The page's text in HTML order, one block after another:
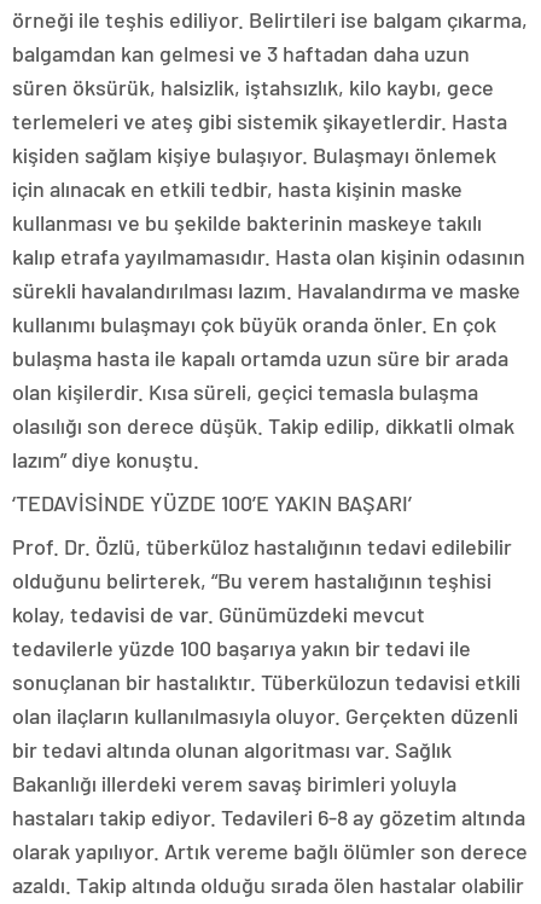
örneği ile teşhis ediliyor. Belirtileri ise balgam çıkarma,
balgamdan kan gelmesi ve 3 haftadan daha uzun
süren öksürük, halsizlik, iştahsızlık, kilo kaybı, gece
terlemeleri ve ateş gibi sistemik şikayetlerdir. Hasta
kişiden sağlam kişiye bulaşıyor. Bulaşmayı önlemek
için alınacak en etkili tedbir, hasta kişinin maske
kullanması ve bu şekilde bakterinin maskeye takılı
kalıp etrafa yayılmamasıdır. Hasta olan kişinin odasının
sürekli havalandırılması lazım. Havalandırma ve maske
kullanımı bulaşmayı çok büyük oranda önler. En çok
bulaşma hasta ile kapalı ortamda uzun süre bir arada
olan kişilerdir. Kısa süreli, geçici temasla bulaşma
olasılığı son derece düşük. Takip edilip, dikkatli olmak
lazım” diye konuştu.
‘TEDAVİSİNDE YÜZDE 100’E YAKIN BAŞARI’
Prof. Dr. Özlü, tüberküloz hastalığının tedavi edilebilir
olduğunu belirterek, “Bu verem hastalığının teşhisi
kolay, tedavisi de var. Günümüzdeki mevcut
tedavilerle yüzde 100 başarıya yakın bir tedavi ile
sonuçlanan bir hastalıktır. Tüberkülozun tedavisi etkili
olan ilaçların kullanılmasıyla oluyor. Gerçekten düzenli
bir tedavi altında olunan algoritması var. Sağlık
Bakanlığı illerdeki verem savaş birimleri yoluyla
hastaları takip ediyor. Tedavileri 6-8 ay gözetim altında
olarak yapılıyor. Artık vereme bağlı ölümler son derece
azaldı. Takip altında olduğu sırada ölen hastalar olabilir